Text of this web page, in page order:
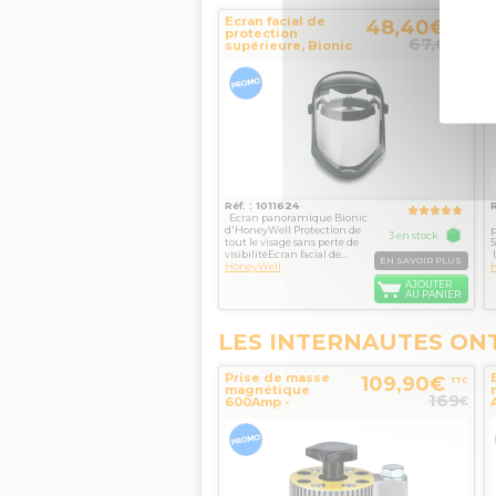
Ecran facial de
protection
supérieure, Bionic
traité anti
rayures...
48,40€
67,60
Réf. : 1011624
Ecran panoramique Bionic
d'HoneyWell Protection de
tout le visage sans perte de
visibilitéEcran facial de...
HoneyWell
3 en stock
EN SAVOIR PLUS
AJOUTER
AU PANIER
LES INTERNAUTES
Prise de masse
magnétique
600Amp -
Magswitch
109,90€ TTC
169€